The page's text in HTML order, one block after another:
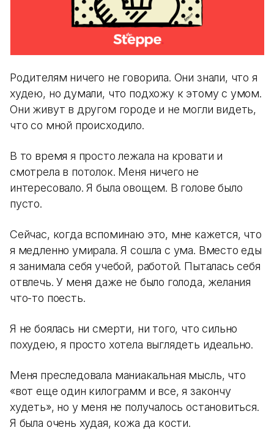
Родителям ничего не говорила. Они знали, что я
худею, но думали, что подхожу к этому с умом.
Они живут в другом городе и не могли видеть,
что со мной происходило.
В то время я просто лежала на кровати и
смотрела в потолок. Меня ничего не
интересовало. Я была овощем. В голове было
пусто.
Сейчас, когда вспоминаю это, мне кажется, что
я медленно умирала. Я сошла с ума. Вместо еды
я занимала себя учебой, работой. Пыталась себя
отвлечь. У меня даже не было голода, желания
что-то поесть.
Я не боялась ни смерти, ни того, что сильно
похудею, я просто хотела выглядеть идеально.
Меня преследовала маниакальная мысль, что
«вот еще один килограмм и все, я закончу
худеть», но у меня не получалось остановиться.
Я была очень худая, кожа да кости.